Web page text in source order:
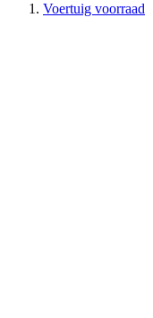
Voertuig voorraad